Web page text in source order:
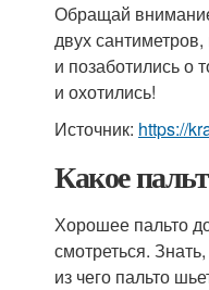
Обращай
двух
и позаботились о
и охотились!
Источник: https://
Какое
Хорошее пальто
смотреться.
из чего пальто